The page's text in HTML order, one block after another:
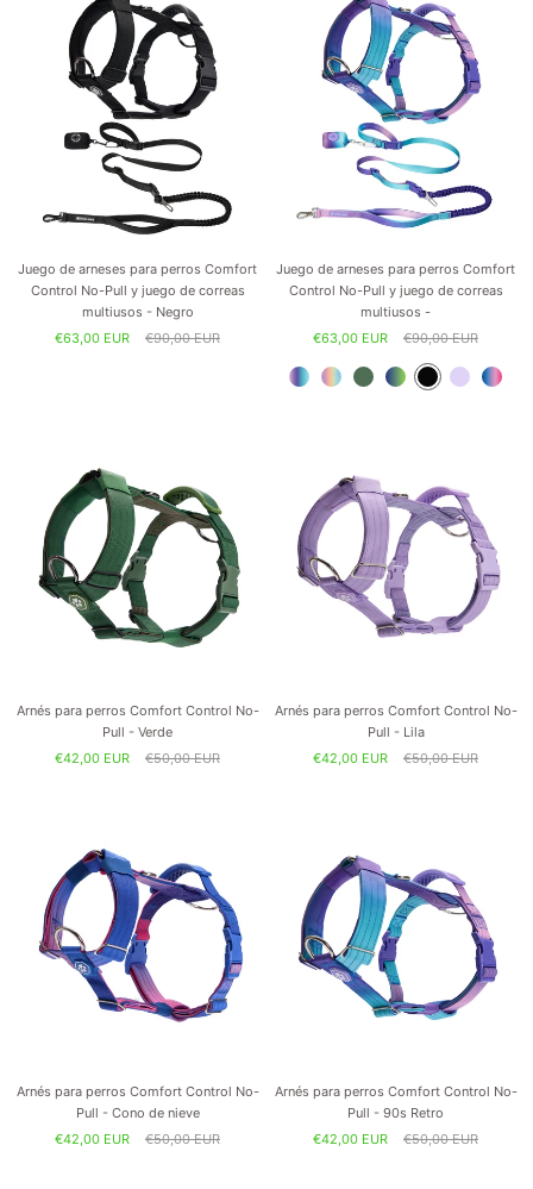
Juego de arneses para perros Comfort
Control No-Pull y juego de correas
multiusos - Negro
€63,00 EUR
€90,00 EUR
Juego de arneses para perros Comfort
Control No-Pull y juego de correas
multiusos -
€63,00 EUR
€90,00 EUR
Arnés para perros Comfort Control No-
Pull - Verde
€42,00 EUR
€50,00 EUR
Arnés para perros Comfort Control No-
Pull - Lila
€42,00 EUR
€50,00 EUR
Arnés para perros Comfort Control No-
Pull - Cono de nieve
€42,00 EUR
€50,00 EUR
Arnés para perros Comfort Control No-
Pull - 90s Retro
€42,00 EUR
€50,00 EUR